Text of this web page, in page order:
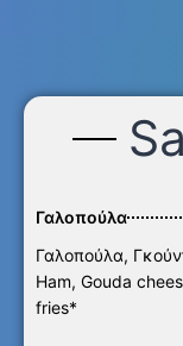
Γαλοπούλα
Γαλοπούλα,
Ham, Gouda
fries*